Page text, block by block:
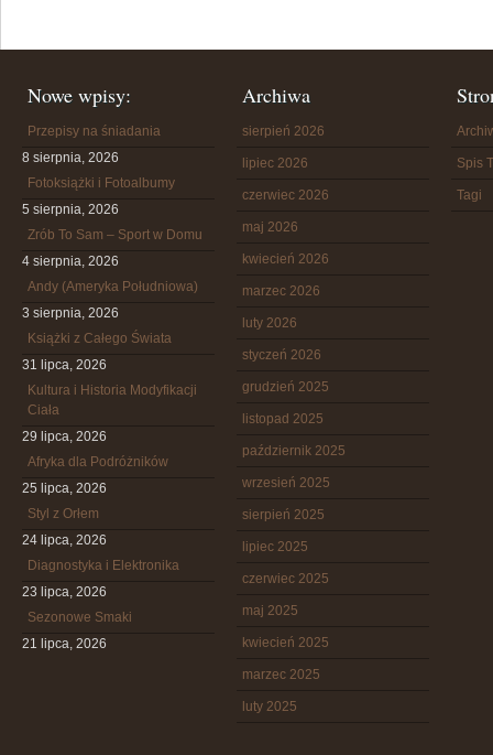
Nowe wpisy:
Przepisy na śniadania
8 sierpnia, 2026
Fotoksiążki i Fotoalbumy
5 sierpnia, 2026
Zrób To Sam – Sport w Domu
4 sierpnia, 2026
Andy (Ameryka Południowa)
3 sierpnia, 2026
Książki z Całego Świata
31 lipca, 2026
Kultura i Historia Modyfikacji
Ciała
29 lipca, 2026
Afryka dla Podróżników
25 lipca, 2026
Styl z Orłem
24 lipca, 2026
Diagnostyka i Elektronika
23 lipca, 2026
Sezonowe Smaki
21 lipca, 2026
Archiwa
sierpień 2026
lipiec 2026
czerwiec 2026
maj 2026
kwiecień 2026
marzec 2026
luty 2026
styczeń 2026
grudzień 2025
listopad 2025
październik 2025
wrzesień 2025
sierpień 2025
lipiec 2025
czerwiec 2025
maj 2025
kwiecień 2025
marzec 2025
luty 2025
Spis
Tagi